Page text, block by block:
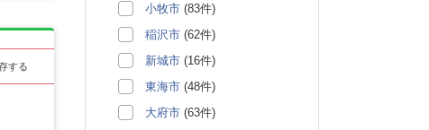
する
小牧市 (83件)
稲沢市 (62件)
新城市 (16件)
東海市 (48件)
大府市 (63件)